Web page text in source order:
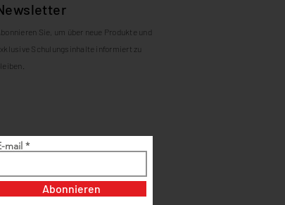
Sie, um über neue Produkte und
Schulungsinhalte informiert zu
mail
Abonnieren